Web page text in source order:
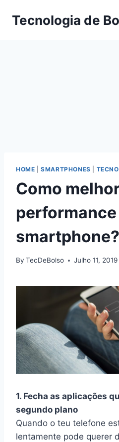
Tecnologia de
HOME |SMARTPHONES
Como
smartphone?
By TecDeBolso Julho 11, 2019
1. Fecha as aplicações
segundo plano
Quando o teu telefone
lentamente pode querer